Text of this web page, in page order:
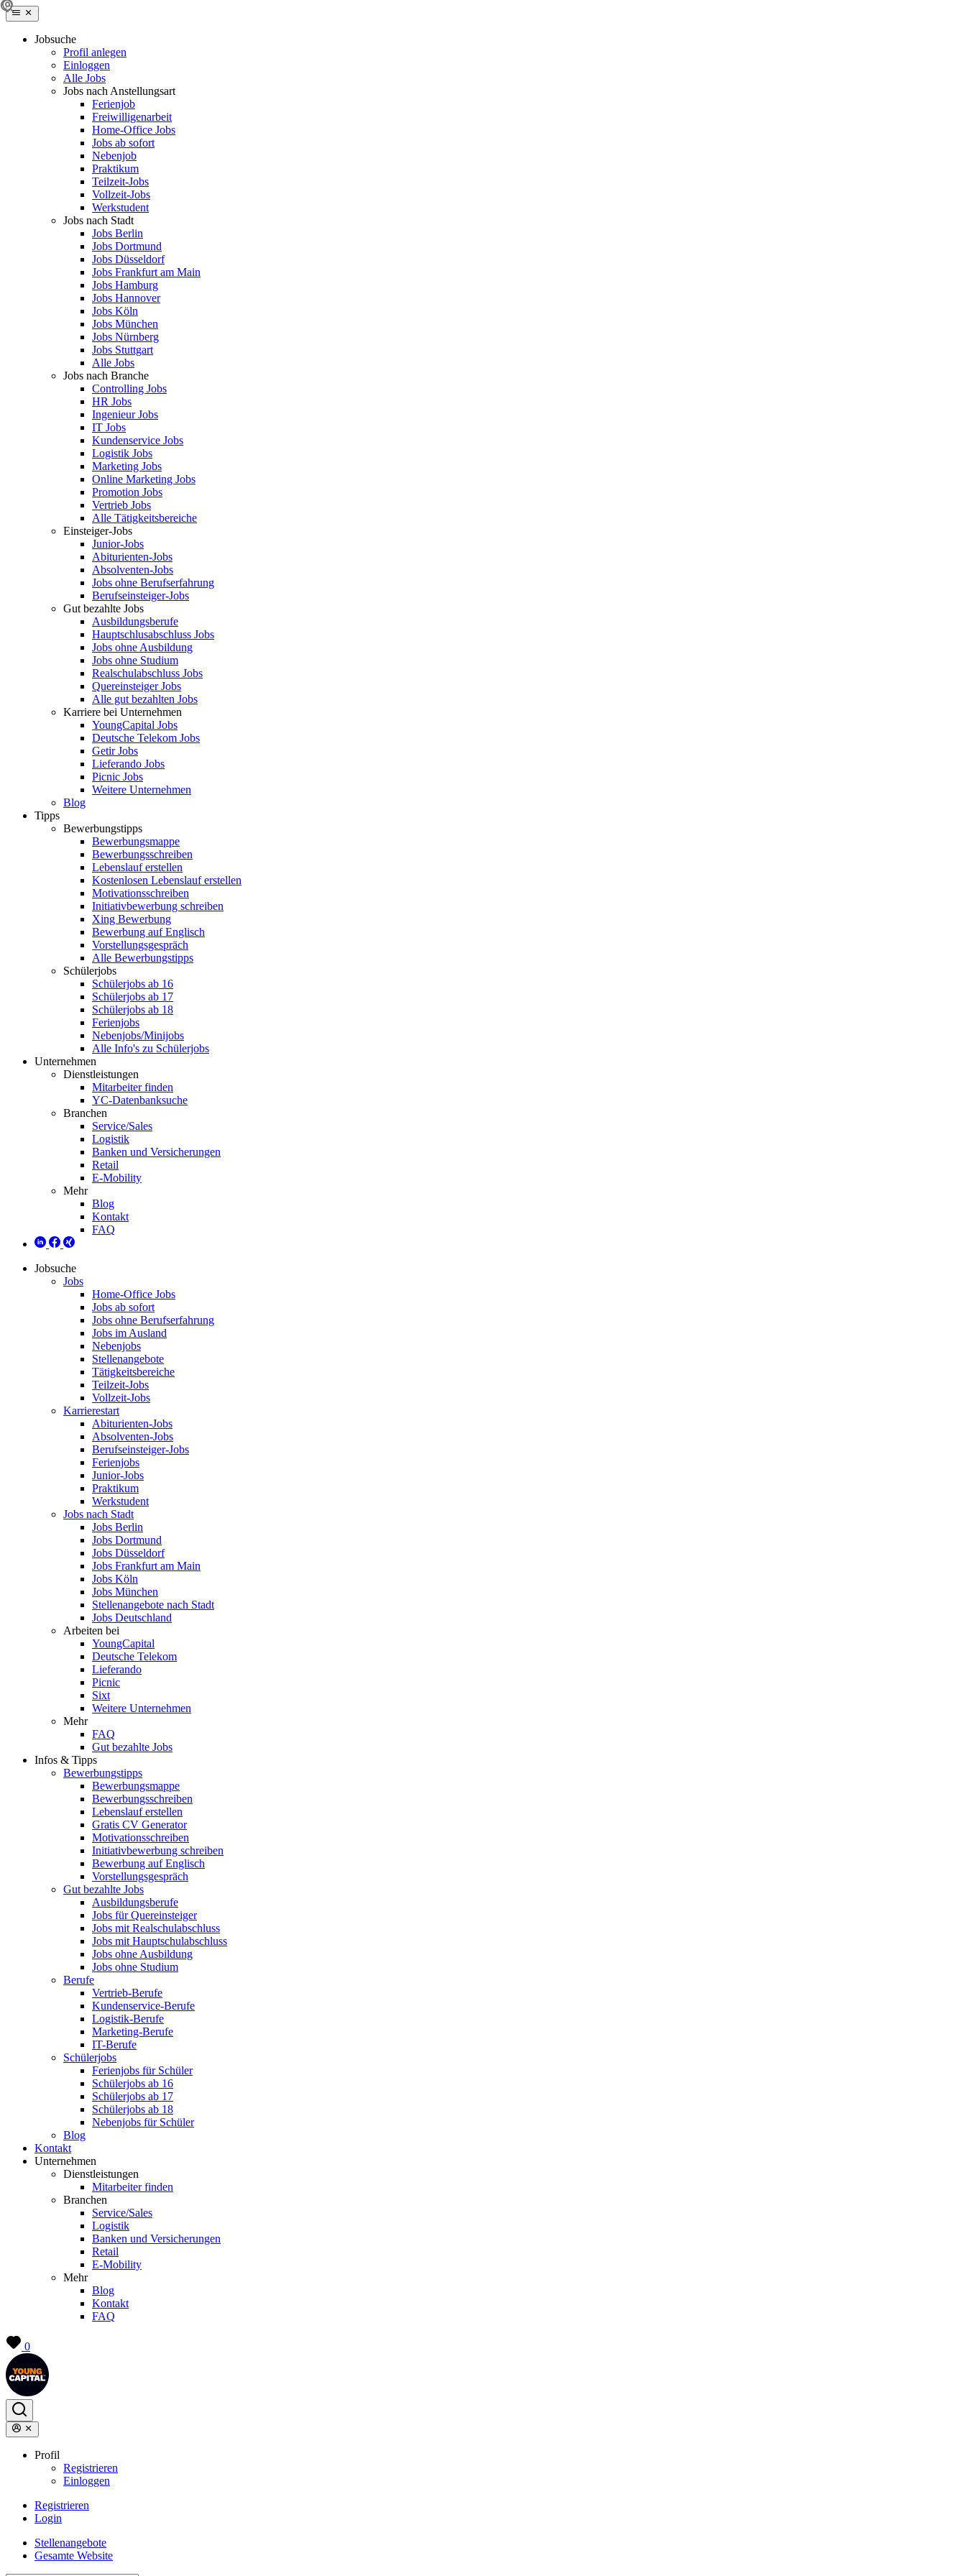
Jobsuche
Profil anlegen
Einloggen
Alle Jobs
Jobs nach Anstellungsart
Ferienjob
Freiwilligenarbeit
Home-Office Jobs
Jobs ab sofort
Nebenjob
Praktikum
Teilzeit-Jobs
Vollzeit-Jobs
Werkstudent
Jobs nach Stadt
Jobs Berlin
Jobs Dortmund
Jobs Düsseldorf
Jobs Frankfurt am Main
Jobs Hamburg
Jobs Hannover
Jobs Köln
Jobs München
Jobs Nürnberg
Jobs Stuttgart
Alle Jobs
Jobs nach Branche
Controlling Jobs
HR Jobs
Ingenieur Jobs
IT Jobs
Kundenservice Jobs
Logistik Jobs
Marketing Jobs
Online Marketing Jobs
Promotion Jobs
Vertrieb Jobs
Alle Tätigkeitsbereiche
Einsteiger-Jobs
Junior-Jobs
Abiturienten-Jobs
Absolventen-Jobs
Jobs ohne Berufserfahrung
Berufseinsteiger-Jobs
Gut bezahlte Jobs
Ausbildungsberufe
Hauptschlusabschluss Jobs
Jobs ohne Ausbildung
Jobs ohne Studium
Realschulabschluss Jobs
Quereinsteiger Jobs
Alle gut bezahlten Jobs
Karriere bei Unternehmen
YoungCapital Jobs
Deutsche Telekom Jobs
Getir Jobs
Lieferando Jobs
Picnic Jobs
Weitere Unternehmen
Blog
Tipps
Bewerbungstipps
Bewerbungsmappe
Bewerbungsschreiben
Lebenslauf erstellen
Kostenlosen Lebenslauf erstellen
Motivationsschreiben
Initiativbewerbung schreiben
Xing Bewerbung
Bewerbung auf Englisch
Vorstellungsgespräch
Alle Bewerbungstipps
Schülerjobs
Schülerjobs ab 16
Schülerjobs ab 17
Schülerjobs ab 18
Ferienjobs
Nebenjobs/Minijobs
Alle Info's zu Schülerjobs
Unternehmen
Dienstleistungen
Mitarbeiter finden
YC-Datenbanksuche
Branchen
Service/Sales
Logistik
Banken und Versicherungen
Retail
E-Mobility
Mehr
Blog
Kontakt
FAQ
Jobsuche
Jobs
Home-Office Jobs
Jobs ab sofort
Jobs ohne Berufserfahrung
Jobs im Ausland
Nebenjobs
Stellenangebote
Tätigkeitsbereiche
Teilzeit-Jobs
Vollzeit-Jobs
Karrierestart
Abiturienten-Jobs
Absolventen-Jobs
Berufseinsteiger-Jobs
Ferienjobs
Junior-Jobs
Praktikum
Werkstudent
Jobs nach Stadt
Jobs Berlin
Jobs Dortmund
Jobs Düsseldorf
Jobs Frankfurt am Main
Jobs Köln
Jobs München
Stellenangebote nach Stadt
Jobs Deutschland
Arbeiten bei
YoungCapital
Deutsche Telekom
Lieferando
Picnic
Sixt
Weitere Unternehmen
Mehr
FAQ
Gut bezahlte Jobs
Infos & Tipps
Bewerbungstipps
Bewerbungsmappe
Bewerbungsschreiben
Lebenslauf erstellen
Gratis CV Generator
Motivationsschreiben
Initiativbewerbung schreiben
Bewerbung auf Englisch
Vorstellungsgespräch
Gut bezahlte Jobs
Ausbildungsberufe
Jobs für Quereinsteiger
Jobs mit Realschulabschluss
Jobs mit Hauptschulabschluss
Jobs ohne Ausbildung
Jobs ohne Studium
Berufe
Vertrieb-Berufe
Kundenservice-Berufe
Logistik-Berufe
Marketing-Berufe
IT-Berufe
Schülerjobs
Ferienjobs für Schüler
Schülerjobs ab 16
Schülerjobs ab 17
Schülerjobs ab 18
Nebenjobs für Schüler
Blog
Kontakt
Unternehmen
Dienstleistungen
Mitarbeiter finden
Branchen
Service/Sales
Logistik
Banken und Versicherungen
Retail
E-Mobility
Mehr
Blog
Kontakt
FAQ
0
Profil
Registrieren
Einloggen
Registrieren
Login
Stellenangebote
Gesamte Website